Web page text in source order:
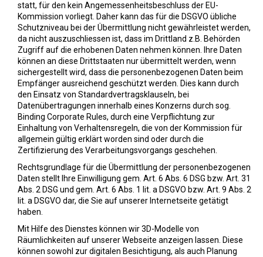
statt, für den kein Angemessenheitsbeschluss der EU-
Kommission vorliegt. Daher kann das für die DSGVO übliche
Schutzniveau bei der Übermittlung nicht gewährleistet werden,
da nicht auszuschliessen ist, dass im Drittland z.B. Behörden
Zugriff auf die erhobenen Daten nehmen können. Ihre Daten
können an diese Drittstaaten nur übermittelt werden, wenn
sichergestellt wird, dass die personenbezogenen Daten beim
Empfänger ausreichend geschützt werden. Dies kann durch
den Einsatz von Standardvertragsklauseln, bei
Datenübertragungen innerhalb eines Konzerns durch sog.
Binding Corporate Rules, durch eine Verpflichtung zur
Einhaltung von Verhaltensregeln, die von der Kommission für
allgemein gültig erklärt worden sind oder durch die
Zertifizierung des Verarbeitungsvorgangs geschehen.
Rechtsgrundlage für die Übermittlung der personenbezogenen
Daten stellt Ihre Einwilligung gem. Art. 6 Abs. 6 DSG bzw. Art. 31
Abs. 2 DSG und gem. Art. 6 Abs. 1 lit. a DSGVO bzw. Art. 9 Abs. 2
lit. a DSGVO dar, die Sie auf unserer Internetseite getätigt
haben.
Mit Hilfe des Dienstes können wir 3D-Modelle von
Räumlichkeiten auf unserer Webseite anzeigen lassen. Diese
können sowohl zur digitalen Besichtigung, als auch Planung